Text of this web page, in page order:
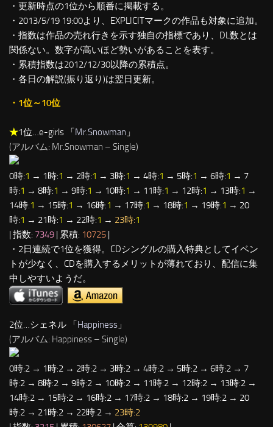
・更新時点の1位から順番に掲載する。
・2013/5/19 19:00より、EXPLICITマークの作品も対象に追加。
・指数は作品の売れ行きを示す独自の指標であり、DL数とは
関係ない。数字が高いほど勢いがあることを表す。
・累積指数は2012/12/30以降の累積点。
・各日の解説(振り返り)は翌日更新。
・1位～10位
★1位…e-girls 「Mr.Snowman 」
(アルバム: Mr.Snowman – Single)
0時:1 → 1時:1 → 2時:1 → 3時:1 → 4時:1 → 5時:1 → 6時:1 → 7
時:1 → 8時:1 → 9時:1 → 10時:1 → 11時:1 → 12時:1 → 13時:1 →
14時:1 → 15時:1 → 16時:1 → 17時:1 → 18時:1 → 19時:1 → 20
時:1 → 21時:1 → 22時:1 → 23時:1
| 指数: 7349 | 累積: 10725 |
・2日連続で1位を獲得。CDシングルの購入特典としてイベン
トが少なく、CDを購入するメリットが薄れており、配信に集
中しやすいようだ。
2位…シェネル 「Happiness 」
(アルバム: Happiness – Single)
0時:2 → 1時:2 → 2時:2 → 3時:2 → 4時:2 → 5時:2 → 6時:2 → 7
時:2 → 8時:2 → 9時:2 → 10時:2 → 11時:2 → 12時:2 → 13時:2 →
14時:2 → 15時:2 → 16時:2 → 17時:2 → 18時:2 → 19時:2 → 20
時:2 → 21時:2 → 22時:2 → 23時:2